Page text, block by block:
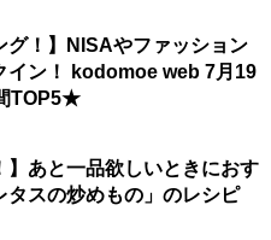
グ！】NISAやファッション
イン！ kodomoe web 7月19
TOP5★
】あと一品欲しいときにおす
タスの炒めもの」のレシピ